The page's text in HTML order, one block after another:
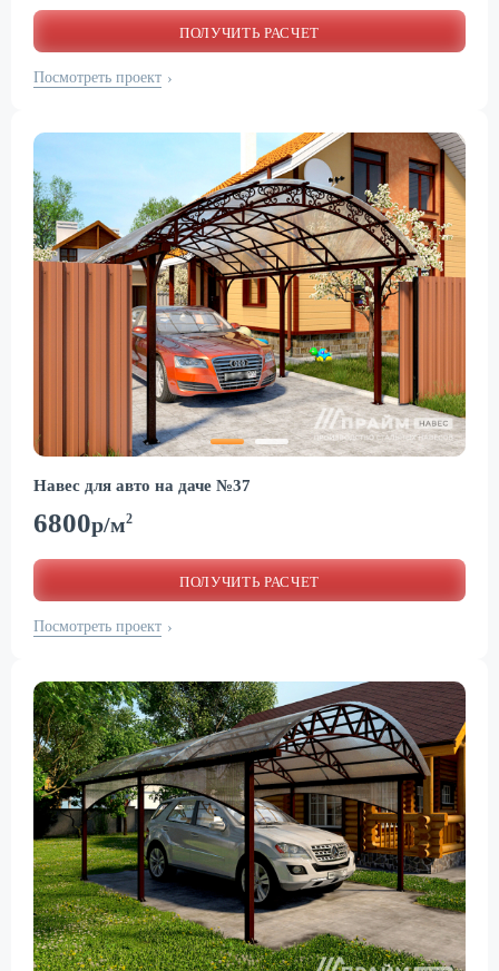
ПОЛУЧИТЬ РАСЧЕТ
Посмотреть проект ›
Навес для авто на даче №37
6800р/м2
ПОЛУЧИТЬ РАСЧЕТ
Посмотреть проект ›